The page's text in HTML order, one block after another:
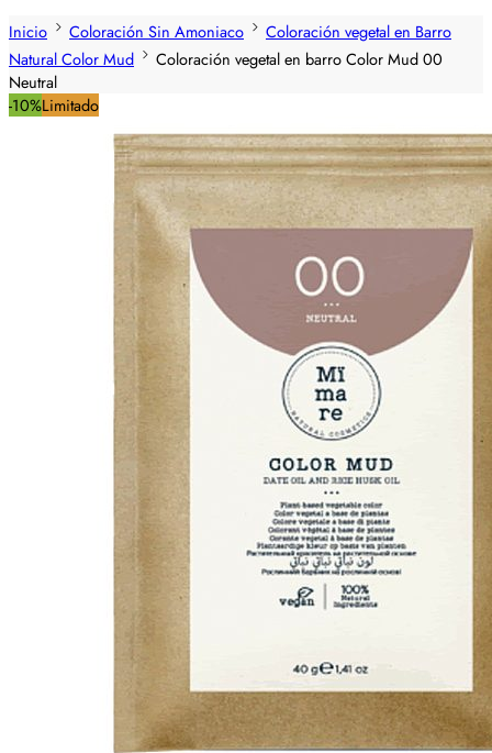
Inicio
Coloración Sin Amoniaco
Coloración vegetal en Barro
Natural Color Mud
Coloración vegetal en barro Color Mud 00
Neutral
-10%Limitado